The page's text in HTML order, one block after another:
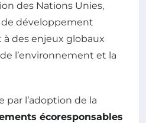
des Nations Unies,
développement
des enjeux globaux
l’environnement et la
par l’adoption de la
écoresponsables